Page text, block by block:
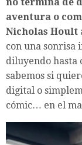
aventura o
Nicholas Hoult
con una sonrisa
diluyendo hasta
sabemos si
digital o
cómic… en el